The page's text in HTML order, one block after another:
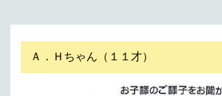
Ａ．Ｈちゃん（１１才）